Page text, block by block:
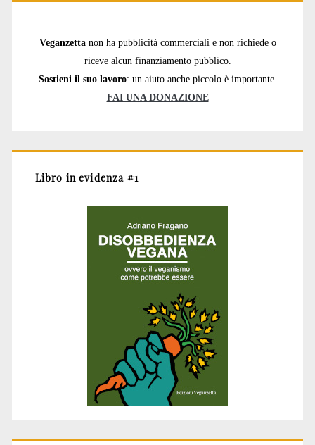
Veganzetta non ha pubblicità commerciali e non richiede o
riceve alcun finanziamento pubblico.
Sostieni il suo lavoro: un aiuto anche piccolo è importante.
FAI UNA DONAZIONE
Libro in evidenza #1